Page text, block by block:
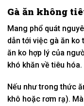
Gà ăn không
Mang phổ quát
dẫntới việc gà ăn ko
ăn ko hợp lý của
khó khăn về tiêu hóa.
Nếu nhưtrong thức
khô hoặc rơm rạ).